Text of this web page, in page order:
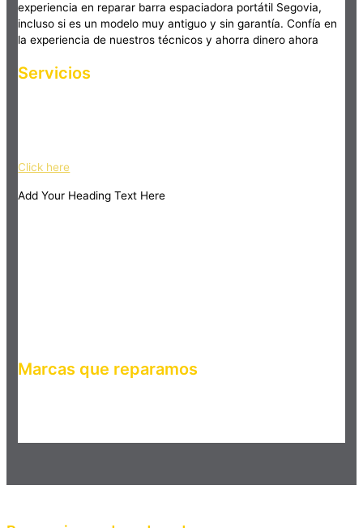
experiencia en reparar barra espaciadora portátil Segovia,
incluso si es un modelo muy antiguo y sin garantía. Confía en
la experiencia de nuestros técnicos y ahorra dinero ahora
Servicios
Click here
Add Your Heading Text Here
Marcas que reparamos